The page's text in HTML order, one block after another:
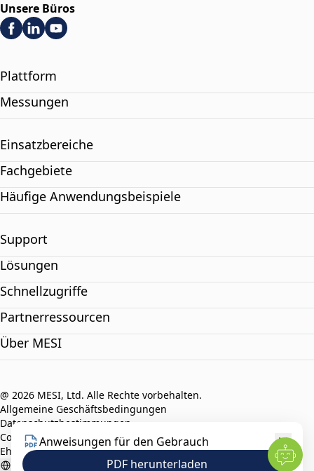
Anweisungen für den Gebrauch
PDF herunterladen
Unsere Büros
Plattform
Messungen
Einsatzbereiche
Fachgebiete
Häufige Anwendungsbeispiele
Support
Lösungen
Schnellzugriffe
Partnerressourcen
Über MESI
@ 2026 MESI, Ltd. Alle Rechte vorbehalten.
Allgemeine Geschäftsbedingungen
Datenschutzbestimmungen
Compliance-Richtlinie
Ehrenkodex
German